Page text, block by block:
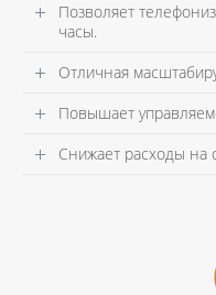
Позволяет
часы.
Отличная
Повышает
Снижает расходы на